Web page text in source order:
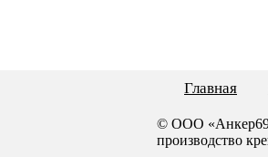
Главная
© ООО
производство